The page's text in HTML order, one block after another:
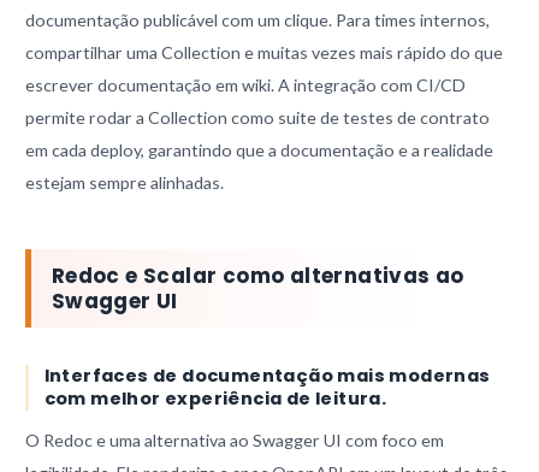
documentação publicável com um clique. Para times internos,
compartilhar uma Collection e muitas vezes mais rápido do que
escrever documentação em wiki. A integração com CI/CD
permite rodar a Collection como suite de testes de contrato
em cada deploy, garantindo que a documentação e a realidade
estejam sempre alinhadas.
Redoc e Scalar como alternativas ao
Swagger UI
Interfaces de documentação mais modernas
com melhor experiência de leitura.
O Redoc e uma alternativa ao Swagger UI com foco em